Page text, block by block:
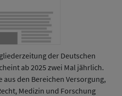
der Deutschen
ab 2025 zwei Mal jährlich.
den Bereichen Versorgung,
Medizin und Forschung